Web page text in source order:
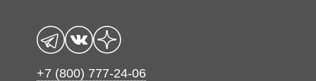
+7 (800) 777-24-06